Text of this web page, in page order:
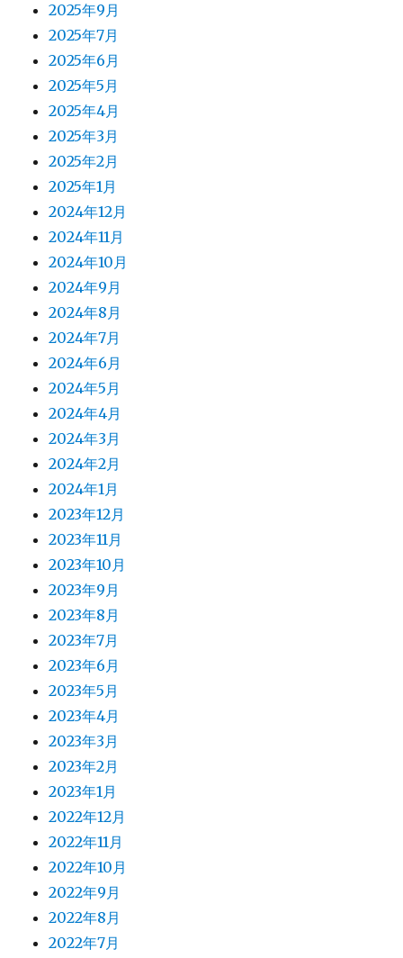
2025年9月
2025年7月
2025年6月
2025年5月
2025年4月
2025年3月
2025年2月
2025年1月
2024年12月
2024年11月
2024年10月
2024年9月
2024年8月
2024年7月
2024年6月
2024年5月
2024年4月
2024年3月
2024年2月
2024年1月
2023年12月
2023年11月
2023年10月
2023年9月
2023年8月
2023年7月
2023年6月
2023年5月
2023年4月
2023年3月
2023年2月
2023年1月
2022年12月
2022年11月
2022年10月
2022年9月
2022年8月
2022年7月